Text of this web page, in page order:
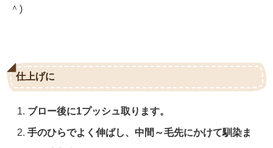
＾)
仕上げに
ブロー後に1プッシュ取ります。
手のひらでよく伸ばし、中間～毛先にかけて馴染ま